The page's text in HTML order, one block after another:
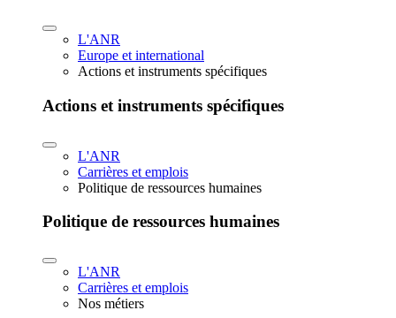
L'ANR
Europe et international
Actions et instruments spécifiques
Actions et instruments spécifiques
L'ANR
Carrières et emplois
Politique de ressources humaines
Politique de ressources humaines
L'ANR
Carrières et emplois
Nos métiers